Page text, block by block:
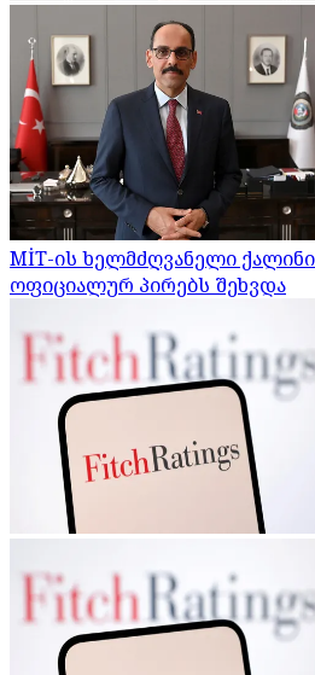
MİT-ის ხელმძღვანელი
ოფიციალურ პირებს შეხვდა